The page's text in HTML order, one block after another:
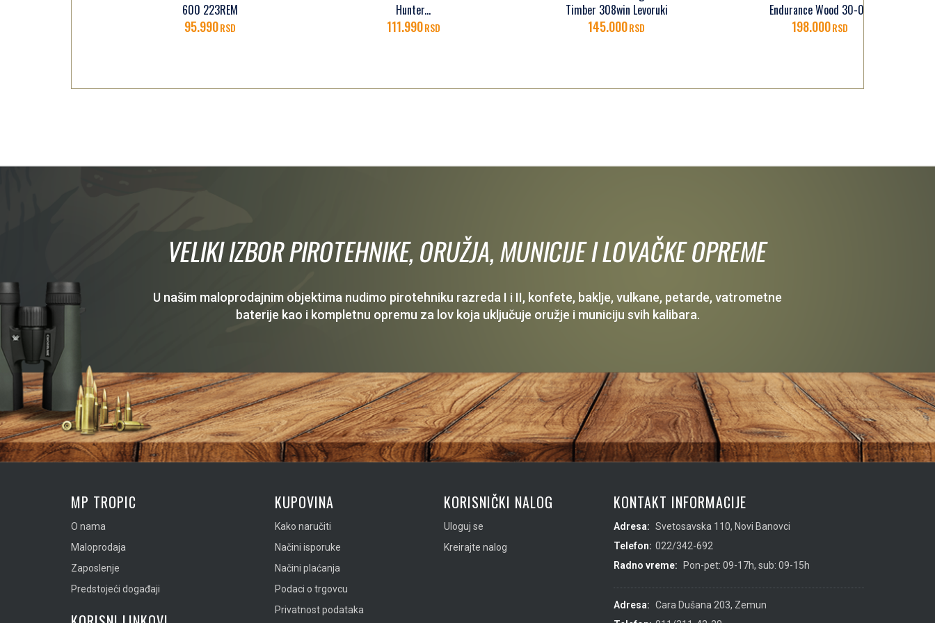
600 223REM
RSD RSD
Timber 308win Levoruki
RSD
Endurance Wood 30-06
RSD
VELIKI IZBOR PIROTEHNIKE, ORUŽJA, MUNICIJE I LOVAČKE OPREME
U našim maloprodajnim objektima nudimo pirotehniku razreda I i II, konfete, baklje, vulkane, petarde, vatrometne
baterije kao i kompletnu opremu za lov koja uključuje oružje i municiju svih kalibara.
MP TROPIC
O nama
Maloprodaja
Zaposlenje
Predstojeći događaji
KUPOVINA
Kako naručiti
Načini isporuke
Načini plaćanja
Podaci o trgovcu
Privatnost podataka
KORISNIČKI NALOG
Uloguj se
Kreirajte nalog
KONTAKT INFORMACIJE
Adresa: Svetosavska 110, Novi Banovci
Telefon: 022/342-692
Radno vreme:
Pon-pet: 09-17h, sub: 09-15h
Adresa: Cara Dušana 203, Zemun